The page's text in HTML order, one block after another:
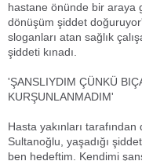
hastane önünde bir araya
dönüşüm şiddet
sloganları atan sağlık
şiddeti kınadı.
'ŞANSLIYDIM ÇÜNKÜ
KURŞUNLANMADIM'
Hasta yakınları
Sultanoğlu, yaşadığı
ben hedeftim. Kendimi